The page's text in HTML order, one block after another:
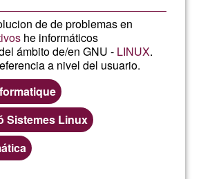
EN
de de problemas en
he informáticos
ámbito de/en GNU - LINUX.
a nivel del usuario.
Sistemes Linux